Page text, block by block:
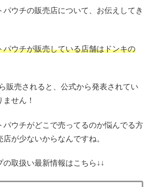
パウチの販売店について、お伝えしてき
パウチが販売している店舗はドンキの
販売されると、公式から発表されてい
せん！
パウチがどこで売ってるのか悩んでる方
が少ないからなんですね。
の取扱い最新情報はこちら↓↓